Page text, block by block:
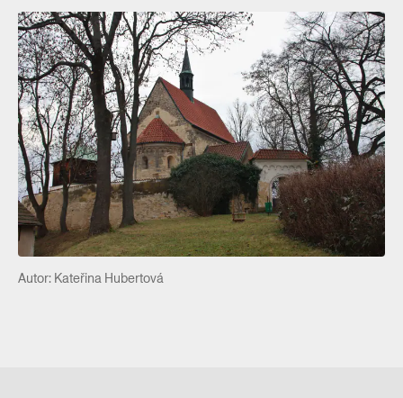
Autor: Kateřina Hubertová